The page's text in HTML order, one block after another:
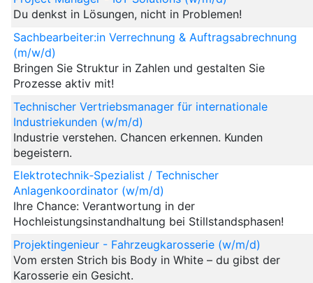
Du denkst in Lösungen, nicht in Problemen!
Sachbearbeiter:in Verrechnung & Auftragsabrechnung
(m/w/d)
Bringen Sie Struktur in Zahlen und gestalten Sie
Prozesse aktiv mit!
Technischer Vertriebsmanager für internationale
Industriekunden (w/m/d)
Industrie verstehen. Chancen erkennen. Kunden
begeistern.
Elektrotechnik‑Spezialist / Technischer
Anlagenkoordinator (w/m/d)
Ihre Chance: Verantwortung in der
Hochleistungsinstandhaltung bei Stillstandsphasen!
Projektingenieur - Fahrzeugkarosserie (w/m/d)
Vom ersten Strich bis Body in White – du gibst der
Karosserie ein Gesicht.